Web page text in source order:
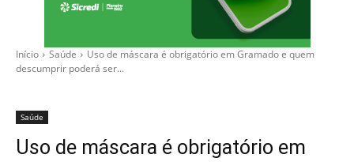
Início Saúde
Uso de máscara é obrigatório em Gramado e quem
descumprir poderá ser...
Saúde
Uso de máscara é obrigatório em